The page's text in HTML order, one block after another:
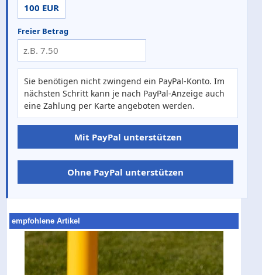
100 EUR
Freier Betrag
Sie benötigen nicht zwingend ein PayPal-Konto. Im
nächsten Schritt kann je nach PayPal-Anzeige auch
eine Zahlung per Karte angeboten werden.
Mit PayPal unterstützen
Ohne PayPal unterstützen
empfohlene Artikel